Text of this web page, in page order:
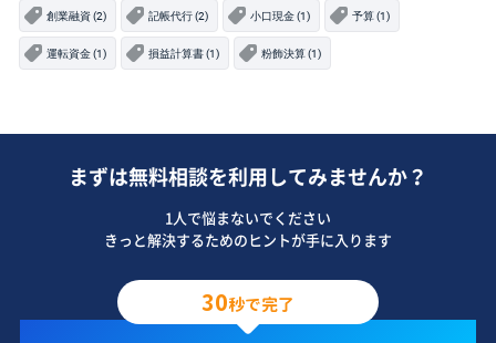
創業融資 (2) 記帳代行 (2) 小口現金 (1) 予算 (1)
運転資金 (1) 損益計算書 (1) 粉飾決算 (1)
まずは無料相談を利用してみませんか？
1人で悩まないでください
きっと解決するためのヒントが手に入ります
30秒で完了